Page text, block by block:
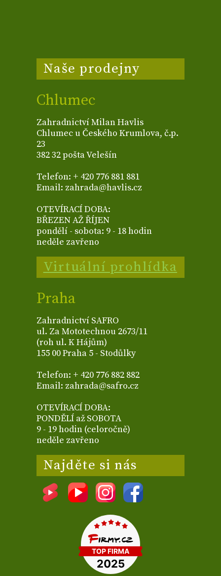
Naše prodejny
Chlumec
Zahradnictví Milan Havlis
Chlumec u Českého Krumlova, č.p.
23
382 32 pošta Velešín
Telefon: + 420 776 881 881
Email: zahrada@havlis.cz
OTEVÍRACÍ DOBA:
BŘEZEN AŽ ŘÍJEN
pondělí - sobota: 9 - 18 hodin
neděle zavřeno
Virtuální prohlídka
Praha
Zahradnictví SAFRO
ul. Za Mototechnou 2673/11
(roh ul. K Hájům)
155 00 Praha 5 - Stodůlky
Telefon: + 420 776 882 882
Email: zahrada@safro.cz
OTEVÍRACÍ DOBA:
PONDĚLÍ až SOBOTA
9 - 19 hodin (celoročně)
neděle zavřeno
Najděte si nás